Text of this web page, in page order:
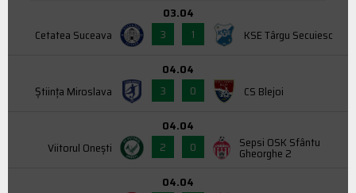
Cetatea Suceava
03.04
3
1 KSE Târgu Secuiesc
Știința Miroslava
04.04
3
0 CS Blejoi
Viitorul Onești
04.04
2
0 Sepsi OSK Sfântu
Gheorghe 2
04.04